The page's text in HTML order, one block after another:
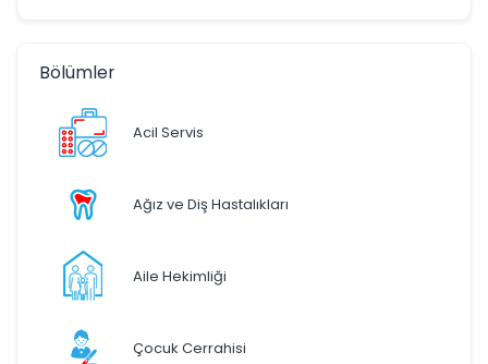
Bölümler
Acil Servis
Ağız ve Diş Hastalıkları
Aile Hekimliği
Çocuk Cerrahisi